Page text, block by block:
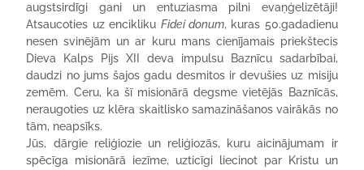
augstsirdīgi gani un entuziasma pilni evaņģelizētāji!
Atsaucoties uz encikliku Fidei donum, kuras 50.gadadienu
nesen svinējām un ar kuru mans cienījamais priekštecis
Dieva Kalps Pijs XII deva impulsu Baznīcu sadarbībai,
daudzi no jums šajos gadu desmitos ir devušies uz misiju
zemēm. Ceru, ka šī misionārā degsme vietējās Baznīcās,
neraugoties uz klēra skaitlisko samazināšanos vairākās no
tām, neapsīks.
Jūs, dārgie reliģiozie un reliģiozās, kuru aicinājumam ir
spēcīga misionārā iezīme, uzticīgi liecinot par Kristu un